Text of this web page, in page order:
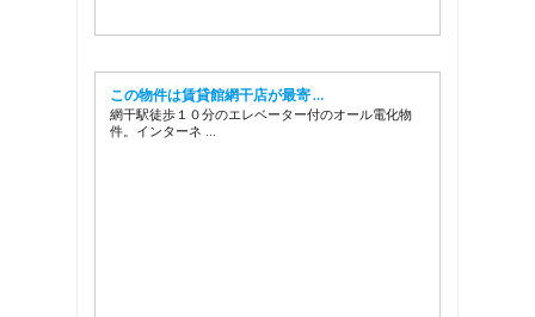
この物件は賃貸館網干店が最寄 …
網干駅徒歩１０分のエレベーター付のオール電化物
件。インターネ …